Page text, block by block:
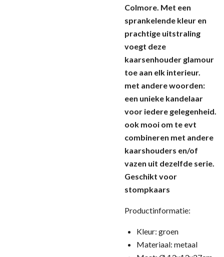
Colmore. Met een
sprankelende kleur en
prachtige uitstraling
voegt deze
kaarsenhouder glamour
toe aan elk interieur.
met andere woorden:
een unieke kandelaar
voor iedere gelegenheid.
ook mooi om te evt
combineren met andere
kaarshouders en/of
vazen uit dezelfde serie.
Geschikt voor
stompkaars
Productinformatie:
Kleur: groen
Materiaal: metaal